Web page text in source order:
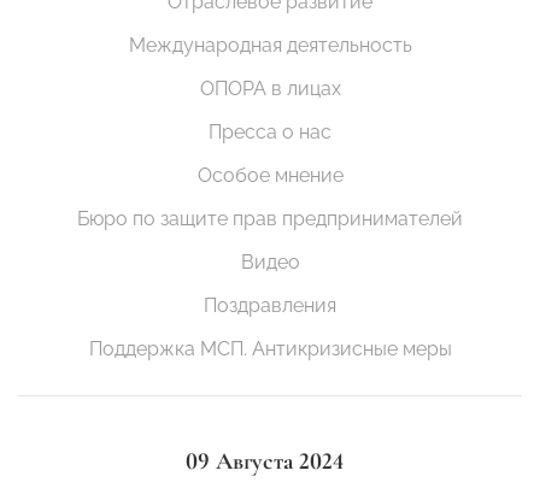
Международная деятельность
ОПОРА в лицах
Пресса о нас
Особое мнение
Бюро по защите прав предпринимателей
Видео
Поздравления
Поддержка МСП. Антикризисные меры
09 Августа 2024